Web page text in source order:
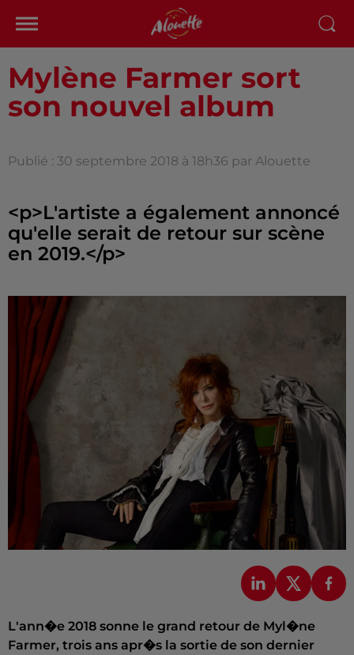
Mylène Farmer sort
son nouvel album
Publié : 30 septembre 2018 à 18h36 par Alouette
<p>L'artiste a également annoncé
qu'elle serait de retour sur scène
L'ann�e 2018 sonne le grand retour de Myl�ne
Farmer, trois ans apr�s la sortie de son dernier